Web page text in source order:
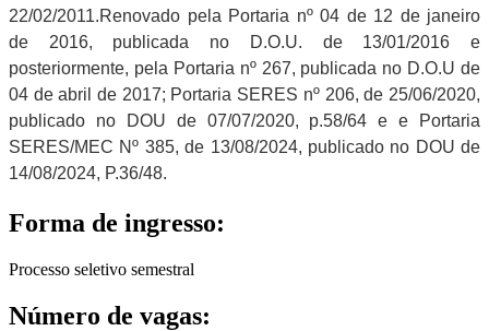
22/02/2011.Renovado pela Portaria nº 04 de 12 de janeiro
de 2016, publicada no D.O.U. de 13/01/2016 e
posteriormente, pela Portaria nº 267, publicada no D.O.U de
04 de abril de 2017; Portaria SERES nº 206, de 25/06/2020,
publicado no DOU de 07/07/2020, p.58/64 ee Portaria
SERES/MEC Nº 385, de 13/08/2024, publicado no DOU de
14/08/2024, P.36/48.
Forma de ingresso:
Processo seletivo semestral
Número de vagas: